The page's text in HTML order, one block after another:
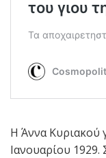
Η Άννα Κυριακού
Ιανουαρίου